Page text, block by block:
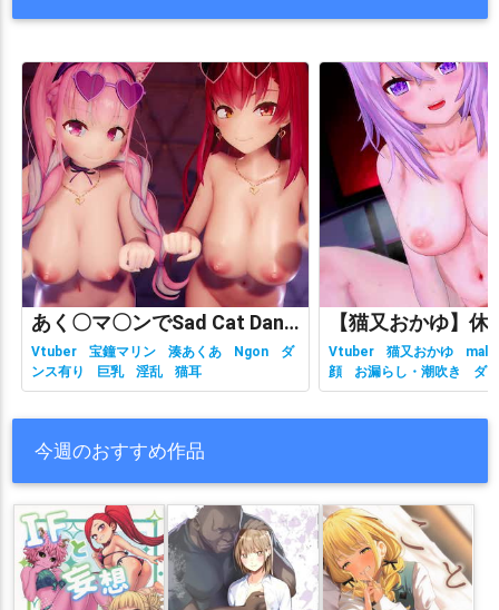
あく〇マ〇ンでSad Cat Dance
Vtuber 宝鐘マリン 湊あくあ Ngon
ダ
ンス有り
巨乳 淫乱 猫耳
Vtuber 猫又おかゆ
顔
お漏らし・潮吹き
ダ
有り
ホロライブ
主観視点
今週のおすすめ作品